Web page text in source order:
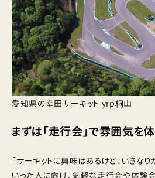
愛知県の幸田サーキット yrp桐山
まずは「走行会」で雰囲気を
「サーキットに興味はあるけど、いきな
いった人に向け、気軽な走行会や体験